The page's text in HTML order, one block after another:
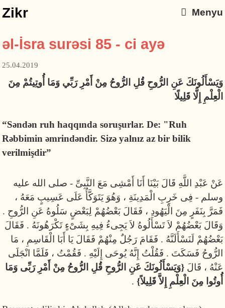
Zikr Menyu
əl-İsra surəsi 85 - ci ayə
25.04.2019
وَيَسْأَلُونَكَ عَنِ الرُّوحِ قُلِ الرُّوحُ مِنْ أَمْرِ رَبِّي وَمَا أُوتِيتُمْ مِنَ
الْعِلْمِ إِلَّا قَلِيلًا
“Səndən ruh haqqında soruşurlar. De: "Ruh
Rəbbimin əmrindəndir. Sizə yalnız az bir bilik
verilmişdir”
عَنْ عَبْدِ اللَّهِ قَالَ بَيْنَا أَنَا أَمْشِى مَعَ النَّبِىِّ - صلى الله عليه
وسلم - فِى خَرِبِ الْمَدِينَةِ ، وَهُوَ يَتَوَكَّأُ عَلَى عَسِيبٍ مَعَهُ ،
فَمَرَّ بِنَفَرٍ مِنَ الْيَهُودِ ، فَقَالَ بَعْضُهُمْ لِبَعْضٍ سَلُوهُ عَنِ الرُّوحِ .
وَقَالَ بَعْضُهُمْ لاَ تَسْأَلُوهُ لاَ يَجِىءُ فِيهِ بِشَىْءٍ تَكْرَهُونَهُ . فَقَالَ
بَعْضُهُمْ لَنَسْأَلَنَّهُ . فَقَامَ رَجُلٌ مِنْهُمْ فَقَالَ يَا أَبَا الْقَاسِمِ ، مَا
الرُّوحُ فَسَكَتَ . فَقُلْتُ إِنَّهُ يُوحَى إِلَيْهِ . فَقُمْتُ ، فَلَمَّا انْجَلَى
عَنْهُ ، قَالَ{وَيَسْأَلُونَكَ عَنِ الرُّوحِ قُلِ الرُّوحُ مِنْ أَمْرِ رَبِّى وَمَا
أُوتُوا مِنَ الْعِلْمِ إِلاَّ قَلِيلاً} .